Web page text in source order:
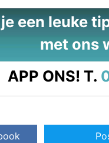
een leuke
met ons
APP ONS! T.